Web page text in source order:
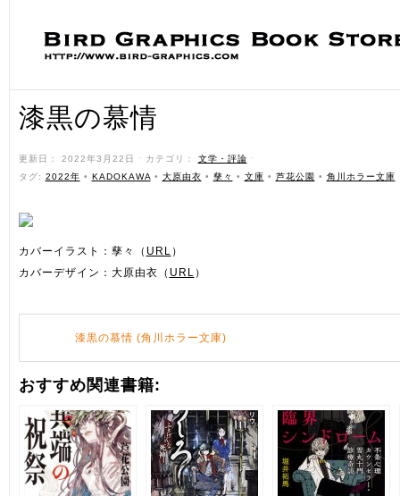
漆黒の慕情
更新日： 2022年3月22日 ˑ カテゴリ： 文学・評論 ˑ
タグ: 2022年 • KADOKAWA • 大原由衣 • 孳々 • 文庫 • 芦花公園 • 角川ホラー文庫
カバーイラスト：孳々（ URL ）
カバーデザイン：大原由衣（ URL ）
漆黒の慕情 (角川ホラー文庫)
おすすめ関連書籍: